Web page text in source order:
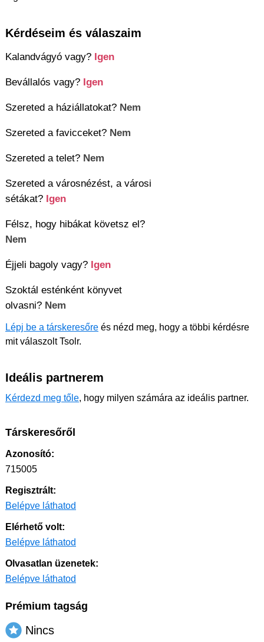
Kérdéseim és válaszaim
Kalandvágyó vagy? Igen
Bevállalós vagy? Igen
Szereted a háziállatokat? Nem
Szereted a favicceket? Nem
Szereted a telet? Nem
Szereted a városnézést, a városi
sétákat? Igen
Félsz, hogy hibákat követsz el?
Nem
Éjjeli bagoly vagy? Igen
Szoktál esténként könyvet
olvasni? Nem
Lépj be a társkeresőre és nézd meg, hogy a többi kérdésre
mit válaszolt Tsolr.
Ideális partnerem
Kérdezd meg tőle, hogy milyen számára az ideális partner.
Társkeresőről
Azonosító:
715005
Regisztrált:
Belépve láthatod
Elérhető volt:
Belépve láthatod
Olvasatlan üzenetek:
Belépve láthatod
Prémium tagság
Nincs